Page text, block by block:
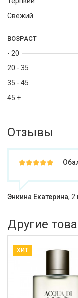
Свежий
ВОЗРАСТ
- 20
20 - 35
35 - 45
45 +
Отзывы
Энкина Екатерина, 2
Другие
ХИТ